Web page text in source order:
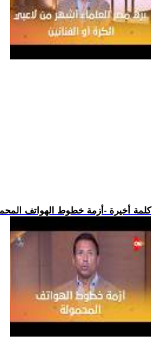
.. كلمة أخيرة -أزمة خطوط الهواتف